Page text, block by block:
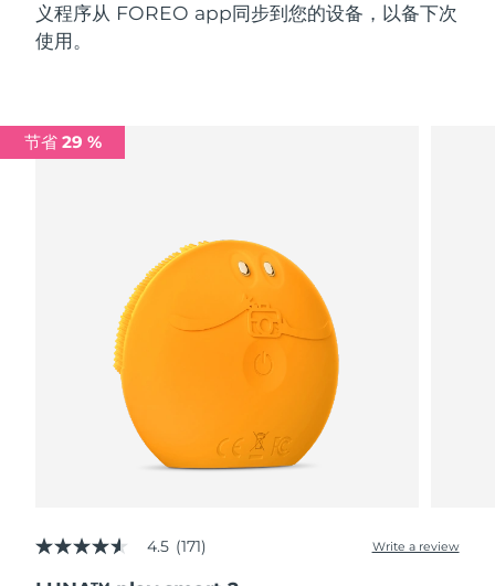
义程序从 FOREO app同步到您的设备，以备下次
使用。
节省 29 %
4.5
4.5 (171) Write a review
台湾 预计送达日期 14/08/2026
土耳其
预计送达日期
乌兹别克斯坦 预计送达日期
预计送达日期